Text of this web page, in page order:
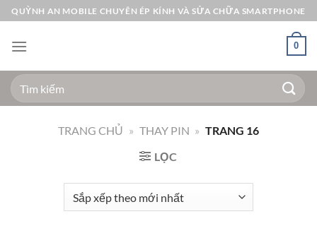
Bỏ
qua
nội
QUỲNH AN MOBILE CHUYÊN ÉP KÍNH VÀ SỬA CHỮA SMARTPHONE
0
Tìm
kiếm:
TRANG CHỦ » THAY PIN » TRANG 16
LỌC